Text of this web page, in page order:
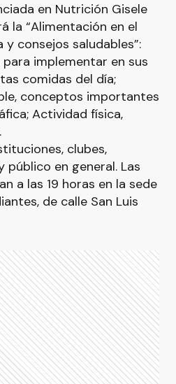
en Nutrición Gisele
la “Alimentación en el
consejos saludables”:
implementar en sus
comidas del día;
conceptos importantes
Actividad física,
clubes,
público en general. Las
a las 19 horas en la sede
de calle San Luis